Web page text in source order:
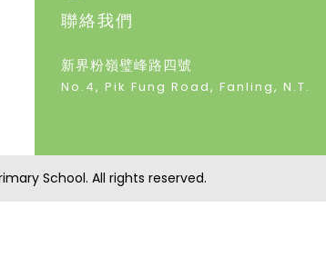
聯絡我們
新界粉嶺璧峰路四號
No.4, Pik Fung Road, Fanling, N.T.
School. All rights reserved.